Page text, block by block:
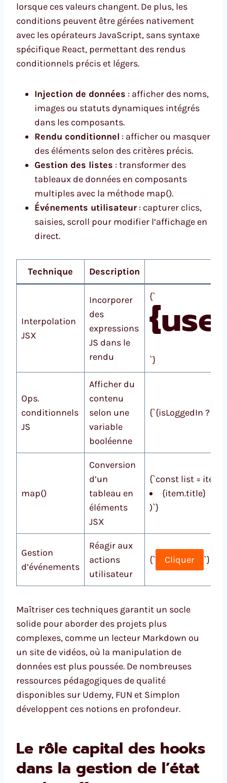
lorsque ces valeurs changent. De plus, les
conditions peuvent être gérées nativement
avec les opérateurs JavaScript, sans syntaxe
spécifique React, permettant des rendus
conditionnels précis et légers.
Injection de données : afficher des noms,
images ou statuts dynamiques intégrés
dans les composants.
Rendu conditionnel : afficher ou masquer
des éléments selon des critères précis.
Gestion des listes : transformer des
tableaux de données en composants
multiples avec la méthode map().
Événements utilisateur : capturer clics,
saisies, scroll pour modifier l’affichage en
direct.
Technique Description
Interpolation
JSX
Incorporer
des
expressions
JS dans le
rendu
{`
`}
Ops.
conditionnels
JS
Afficher du
contenu
selon une
variable
booléenne
{`{isLoggedIn ? : }`}
map()
Conversion
d’un
tableau en
éléments
JSX
{`const list =
{item.title}
)`}
Gestion
d’événements
Réagir aux
actions
utilisateur
{` Cliquer `}
Maîtriser ces techniques garantit un socle
solide pour aborder des projets plus
complexes, comme un lecteur Markdown ou
un site de vidéos, où la manipulation de
données est plus poussée. De nombreuses
ressources pédagogiques de qualité
disponibles sur Udemy, FUN et Simplon
développent ces notions en profondeur.
Le rôle capital des hooks
dans la gestion de l’état